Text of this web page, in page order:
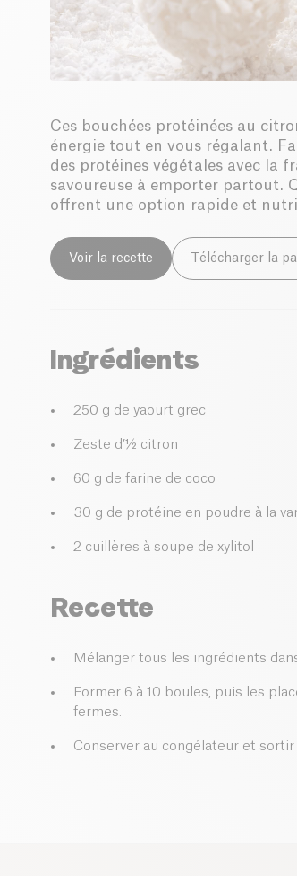
Ces bouchées protéinées au
énergie tout en vous régalant.
des protéines végétales avec la
savoureuse à emporter partout.
offrent une option rapide et
Voir la recette Télécharger la
Ingrédients
250 g de yaourt grec
Zeste d’½ citron
60 g de farine de coco
30 g de protéine en poudre à la
2 cuillères à soupe de xylitol
Recette
Mélanger tous les ingrédients
Former 6 à 10 boules, puis les
fermes.
Conserver au congélateur et